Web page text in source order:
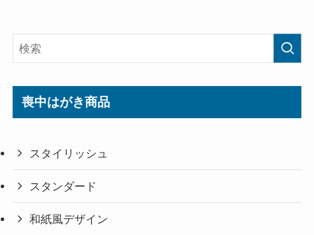
喪中はがき商品
スタイリッシュ
スタンダード
和紙風デザイン